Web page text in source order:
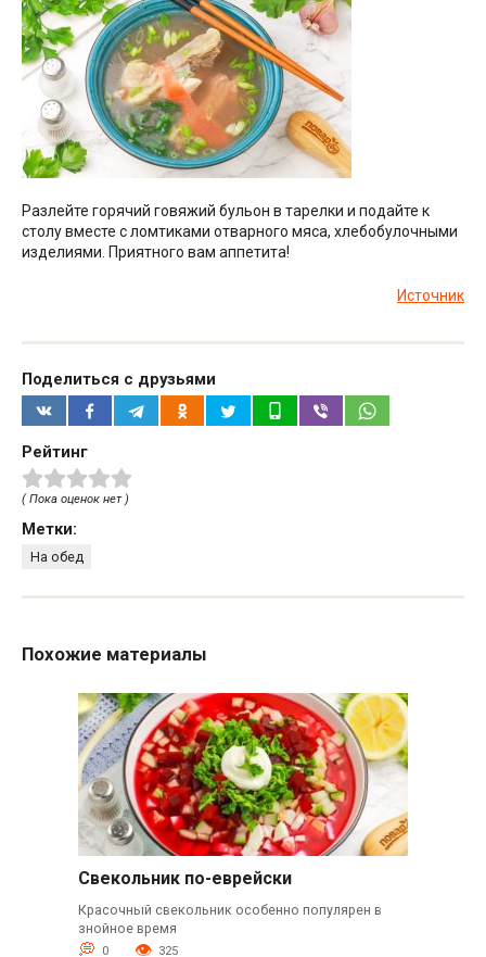
Разлейте горячий говяжий бульон в тарелки и подайте к
столу вместе с ломтиками отварного мяса, хлебобулочными
изделиями. Приятного вам аппетита!
Источник
Поделиться с друзьями
Рейтинг
( Пока оценок нет )
Метки:
На обед
Похожие материалы
Свекольник по-еврейски
Красочный свекольник особенно популярен в
знойное время
0 325